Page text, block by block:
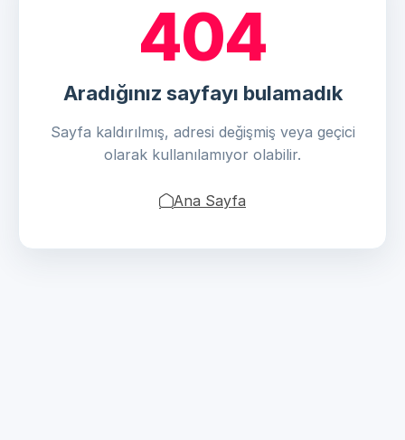
404
Aradığınız sayfayı bulamadık
Sayfa kaldırılmış, adresi değişmiş veya geçici
olarak kullanılamıyor olabilir.
Ana Sayfa